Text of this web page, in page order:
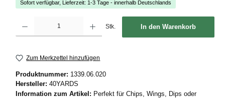
Sofort verfügbar, Lieferzeit: 1-3 Tage - innerhalb Deutschlands
Stk. In den Warenkorb
Zum Merkzettel hinzufügen
Produktnummer: 1339.06.020
Hersteller: 40YARDS
Information zum Artikel: Perfekt für Chips, Wings, Dips oder